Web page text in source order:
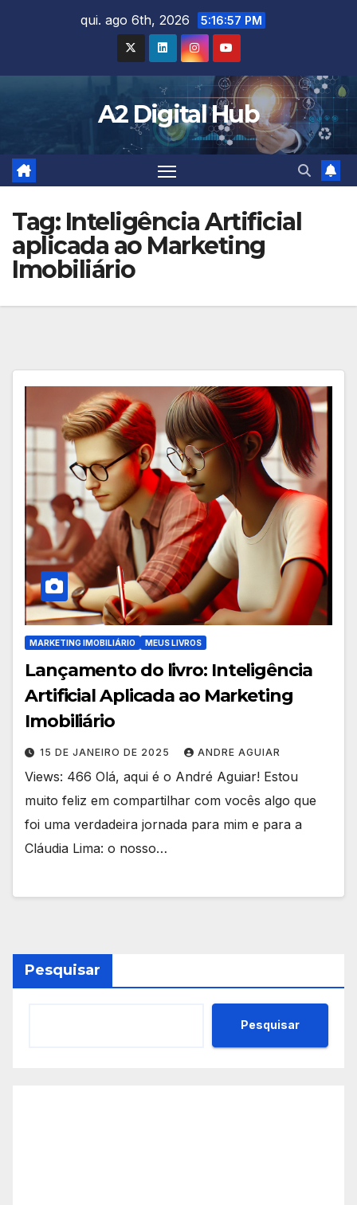
qui. ago 6th, 2026 5:16:58 PM
A2 Digital Hub
Tag: Inteligência Artificial
aplicada ao Marketing
Imobiliário
MARKETING IMOBILIÁRIO MEUS LIVROS
Lançamento do livro: Inteligência
Artificial Aplicada ao Marketing
Imobiliário
15 DE JANEIRO DE 2025 ANDRE AGUIAR
Views: 466 Olá, aqui é o André Aguiar! Estou
muito feliz em compartilhar com vocês algo que
foi uma verdadeira jornada para mim e para a
Cláudia Lima: o nosso…
Pesquisar
Pesquisar